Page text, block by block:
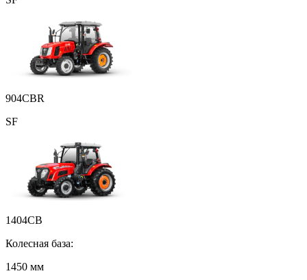
904СBR
SF
1404СB
Колесная база:
1450 мм